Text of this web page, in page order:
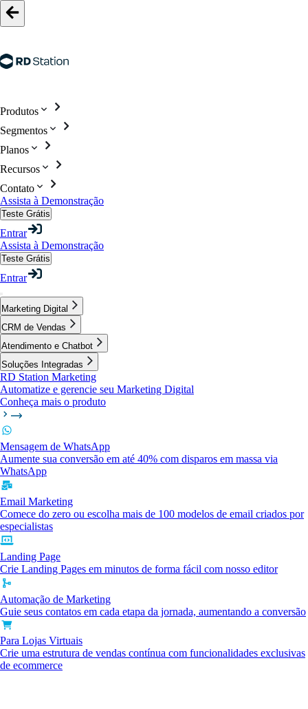
Produtos
Segmentos
Planos
Recursos
Contato
Assista à Demonstração
Teste Grátis
Entrar
Assista à Demonstração
Teste Grátis
Entrar
Marketing Digital
CRM de Vendas
Atendimento e Chatbot
Soluções Integradas
RD Station Marketing
Automatize e gerencie seu Marketing Digital
Conheça mais o produto
Mensagem de WhatsApp
Aumente sua conversão em até 40% com disparos em massa via
WhatsApp
Email Marketing
Comece do zero ou escolha mais de 100 modelos de email criados por
especialistas
Landing Page
Crie Landing Pages em minutos de forma fácil com nosso editor
Automação de Marketing
Guie seus contatos em cada etapa da jornada, aumentando a conversão
Para Lojas Virtuais
Crie uma estrutura de vendas contínua com funcionalidades exclusivas
de ecommerce